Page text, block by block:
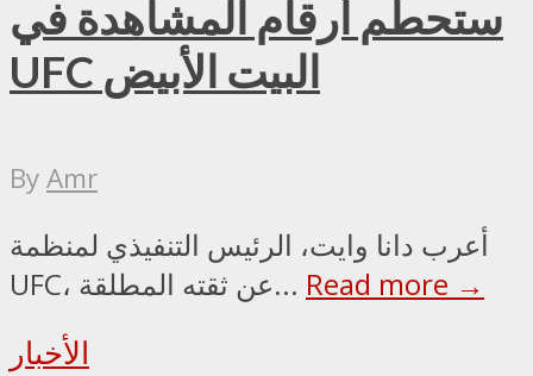
ستحطم أرقام المشاهدة في
UFC البيت الأبيض
ByAmr
أعرب دانا وايت، الرئيس التنفيذي لمنظمة
UFC، عن ثقته المطلقة... Read more →
الأخبار